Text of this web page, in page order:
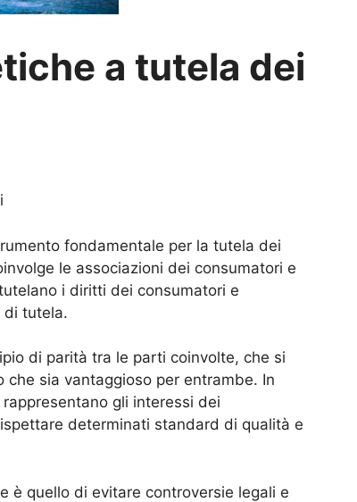
a tutela dei
fondamentale per la tutela dei
le associazioni dei consumatori e
i diritti dei consumatori e
di tutela.
di parità tra le parti coinvolte, che si
sia vantaggioso per entrambe. In
gli interessi dei
determinati standard di qualità e
è quello di evitare controversie legali e